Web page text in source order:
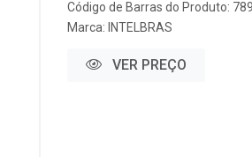
Código de Barras do Produto:
Marca: INTELBRAS
VER PREÇO